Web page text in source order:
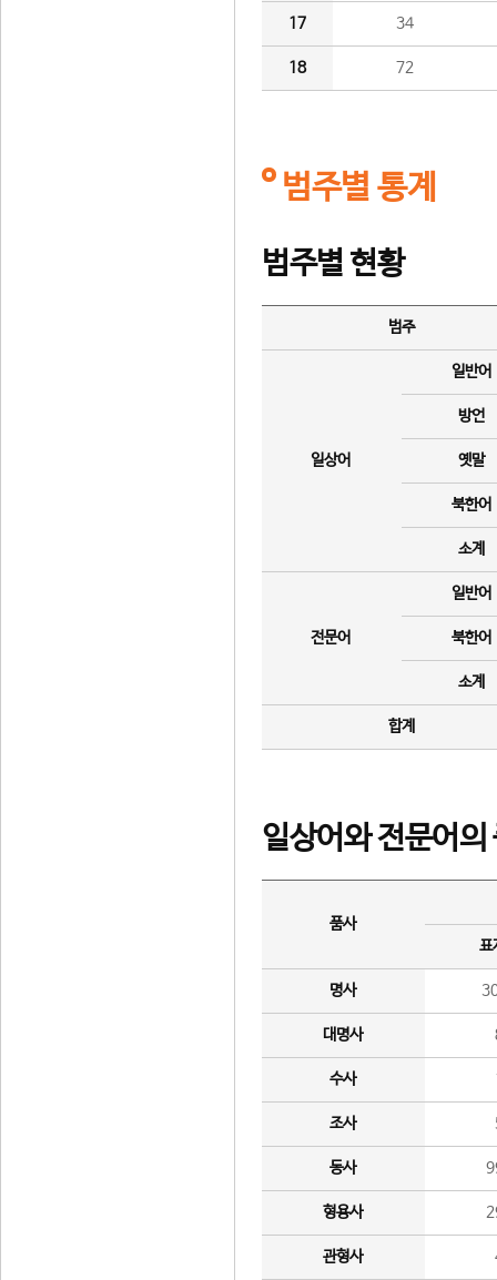
17 34
18 72
범주별 통계
범주별 현황
범주
일상어
일반어
방언
옛말
북한어
소계
전문어
일반어
북한어
소계
합계
일상어와 전문어의
품사
표
명사
대명사
수사
조사
동사
형용사
관형사